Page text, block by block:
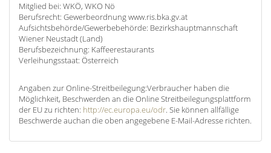
Mitglied bei: WKÖ, WKO Nö
Berufsrecht: Gewerbeordnung www.ris.bka.gv.at
Aufsichtsbehörde/Gewerbebehörde: Bezirkshauptmannschaft
Wiener Neustadt (Land)
Berufsbezeichnung: Kaffeerestaurants
Verleihungsstaat: Österreich
Angaben zur Online-Streitbeilegung:Verbraucher haben die
Möglichkeit, Beschwerden an die Online Streitbeilegungsplattform
der EU zu richten: http://ec.europa.eu/odr. Sie können allfällige
Beschwerde auchan die oben angegebene E-Mail-Adresse richten.